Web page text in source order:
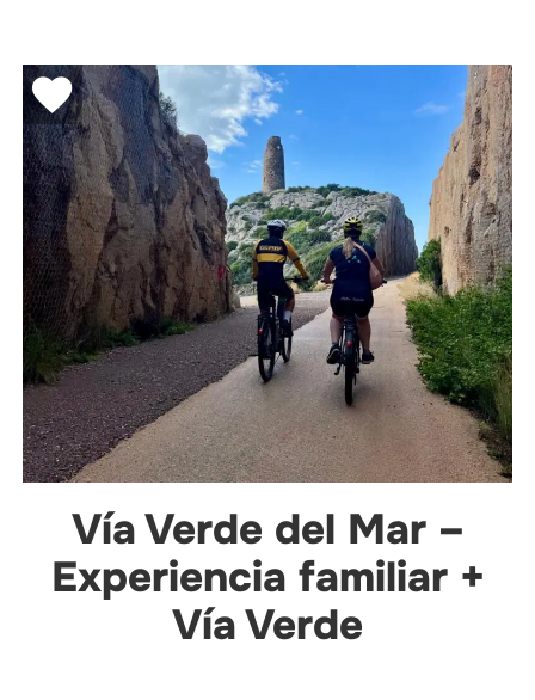
Vía Verde del Mar –
Experiencia familiar +
Vía Verde